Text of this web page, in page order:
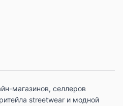
магазинов, селлеров
streetwear и модной